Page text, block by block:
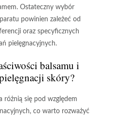
. Ostateczny wybór
powinien zależeć od
oraz specyficznych
pielęgnacyjnych.
balsamu i
skóry?
różnią się pod względem
co warto rozważyć